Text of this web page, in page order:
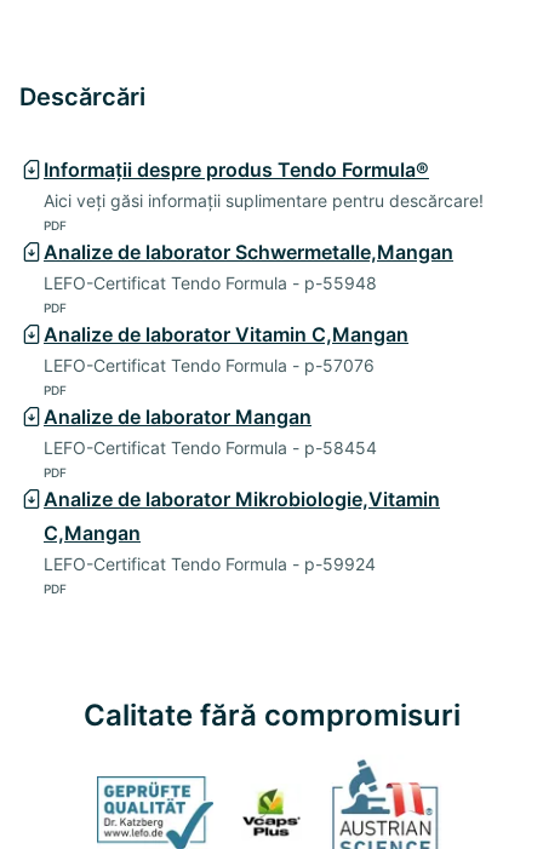
Descărcări
Informații despre produs Tendo Formula®
Aici veți găsi informații suplimentare pentru descărcare!
PDF
Analize de laborator Schwermetalle,Mangan
LEFO-Certificat Tendo Formula - p-55948
PDF
Analize de laborator Vitamin C,Mangan
LEFO-Certificat Tendo Formula - p-57076
PDF
Analize de laborator Mangan
LEFO-Certificat Tendo Formula - p-58454
PDF
Analize de laborator Mikrobiologie,Vitamin
C,Mangan
LEFO-Certificat Tendo Formula - p-59924
PDF
Calitate fără compromisuri